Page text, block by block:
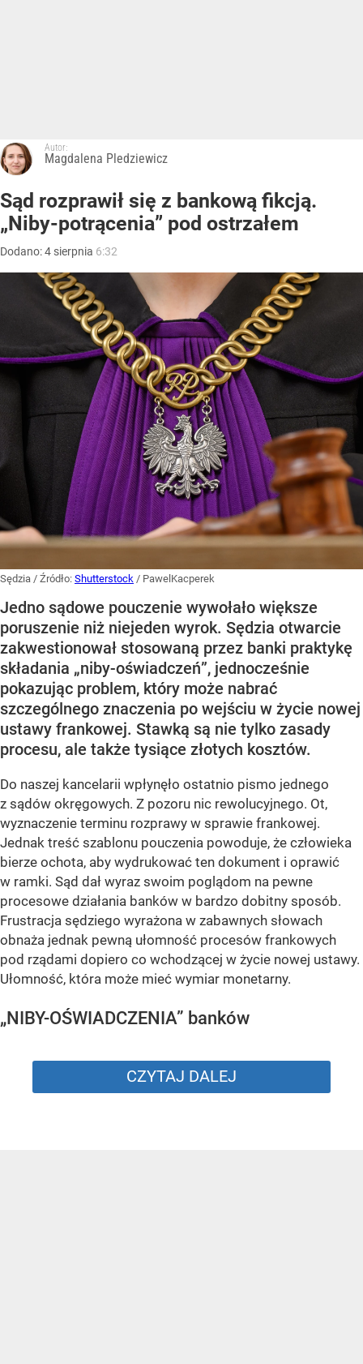
Autor:
Magdalena Pledziewicz
Sąd rozprawił się z bankową fikcją.
„Niby-potrącenia” pod ostrzałem
Dodano:4 sierpnia 6:32
Sędzia / Źródło: Shutterstock / PawelKacperek
Jedno sądowe pouczenie wywołało większe
poruszenie niż niejeden wyrok. Sędzia otwarcie
zakwestionował stosowaną przez banki praktykę
składania „niby-oświadczeń”, jednocześnie
pokazując problem, który może nabrać
szczególnego znaczenia po wejściu w życie nowej
ustawy frankowej. Stawką są nie tylko zasady
procesu, ale także tysiące złotych kosztów.
Do naszej kancelarii wpłynęło ostatnio pismo jednego
z sądów okręgowych. Z pozoru nic rewolucyjnego. Ot,
wyznaczenie terminu rozprawy w sprawie frankowej.
Jednak treść szablonu pouczenia powoduje, że człowieka
bierze ochota, aby wydrukować ten dokument i oprawić
w ramki. Sąd dał wyraz swoim poglądom na pewne
procesowe działania banków w bardzo dobitny sposób.
Frustracja sędziego wyrażona w zabawnych słowach
obnaża jednak pewną ułomność procesów frankowych
pod rządami dopiero co wchodzącej w życie nowej ustawy.
Ułomność, która może mieć wymiar monetarny.
„NIBY-OŚWIADCZENIA” banków
CZYTAJ DALEJ